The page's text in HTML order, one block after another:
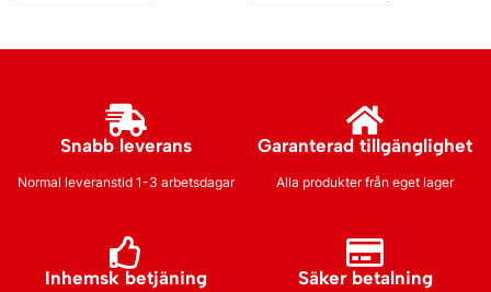
Snabb leverans
Normal leveranstid 1-3 arbetsdagar
Garanterad tillgänglighet
Alla produkter från eget lager
Inhemsk betjäning Säker betalning